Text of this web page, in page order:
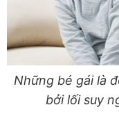
Những bé gái là
bởi lối suy